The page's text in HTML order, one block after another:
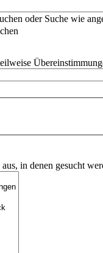
oder Suche wie
in denen gesucht